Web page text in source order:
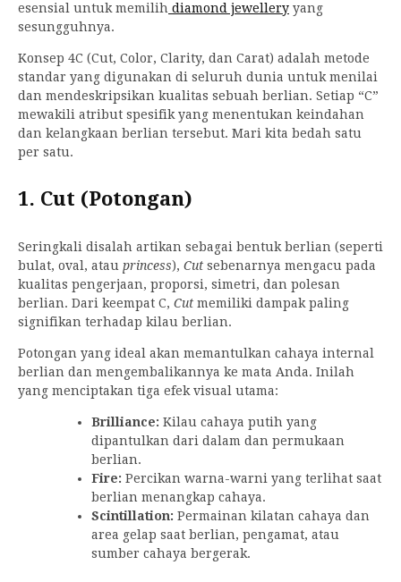
esensial untuk memilih diamond jewellery yang
sesungguhnya.
Konsep 4C (Cut, Color, Clarity, dan Carat) adalah metode
standar yang digunakan di seluruh dunia untuk menilai
dan mendeskripsikan kualitas sebuah berlian. Setiap “C”
mewakili atribut spesifik yang menentukan keindahan
dan kelangkaan berlian tersebut. Mari kita bedah satu
per satu.
1. Cut (Potongan)
Seringkali disalah artikan sebagai bentuk berlian (seperti
bulat, oval, atau princess), Cut sebenarnya mengacu pada
kualitas pengerjaan, proporsi, simetri, dan polesan
berlian. Dari keempat C, Cut memiliki dampak paling
signifikan terhadap kilau berlian.
Potongan yang ideal akan memantulkan cahaya internal
berlian dan mengembalikannya ke mata Anda. Inilah
yang menciptakan tiga efek visual utama:
Brilliance: Kilau cahaya putih yang
dipantulkan dari dalam dan permukaan
berlian.
Fire: Percikan warna-warni yang terlihat saat
berlian menangkap cahaya.
Scintillation: Permainan kilatan cahaya dan
area gelap saat berlian, pengamat, atau
sumber cahaya bergerak.